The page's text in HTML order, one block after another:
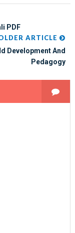
PDF
ARTICLE
Development And
Pedagogy